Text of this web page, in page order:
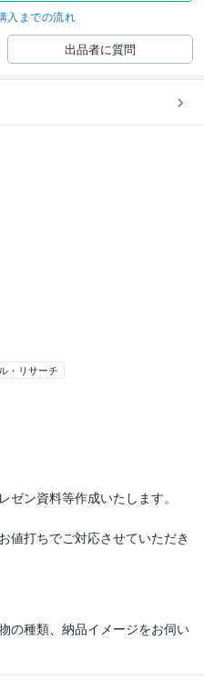
入までの流れ
出品者に質問
・リサーチ
ン資料等作成いたします。
値打ちでご対応させていただき
の種類、納品イメージをお伺い